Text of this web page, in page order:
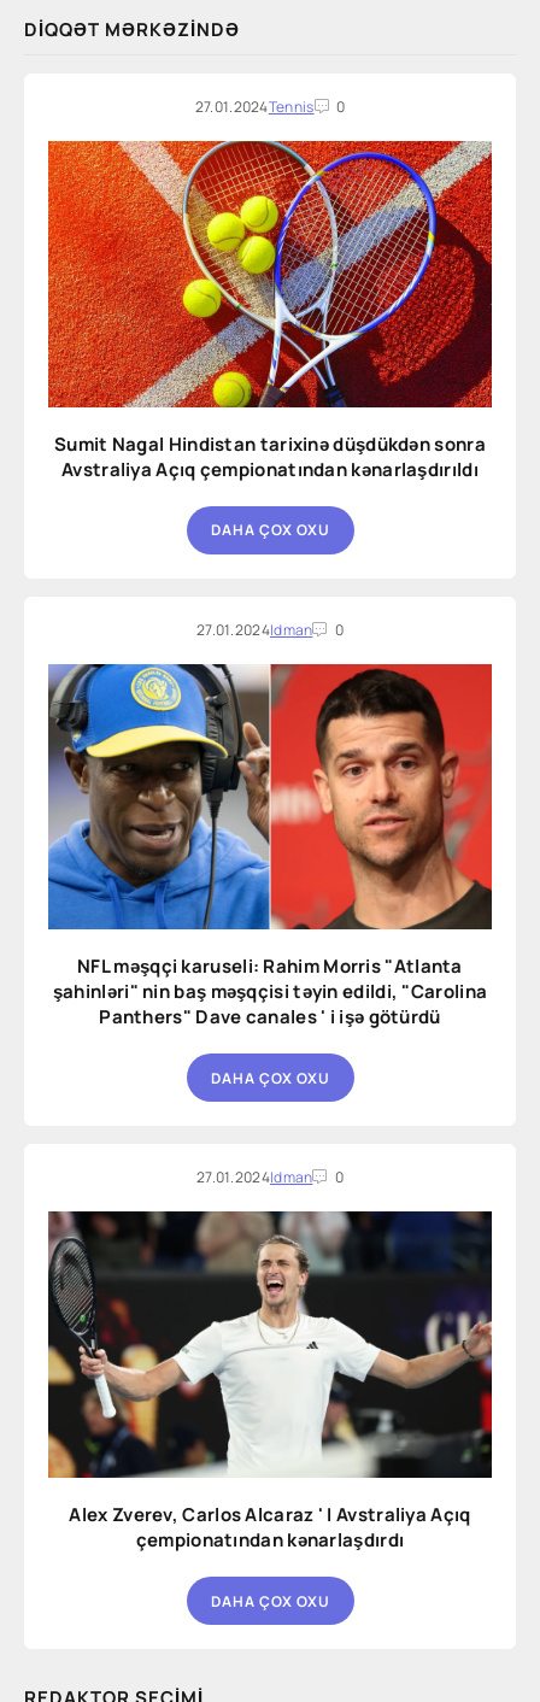
DIQQƏT MƏRKƏZINDƏ
27.01.2024Tennis 0
Sumit Nagal Hindistan tarixinə düşdükdən sonra
Avstraliya Açıq çempionatından kənarlaşdırıldı
DAHA ÇOX OXU
27.01.2024Idman 0
NFL məşqçi karuseli: Rahim Morris "Atlanta
şahinləri" nin baş məşqçisi təyin edildi, "Carolina
Panthers" Dave canales ' i işə götürdü
DAHA ÇOX OXU
27.01.2024Idman 0
Alex Zverev, Carlos Alcaraz ' I Avstraliya Açıq
çempionatından kənarlaşdırdı
DAHA ÇOX OXU